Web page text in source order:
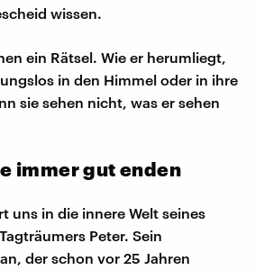
wissen.
ein Rätsel. Wie er herumliegt,
in den Himmel oder in ihre
sie sehen nicht, was er sehen
immer gut enden
uns in die innere Welt seines
Peter. Sein
der schon vor 25 Jahren